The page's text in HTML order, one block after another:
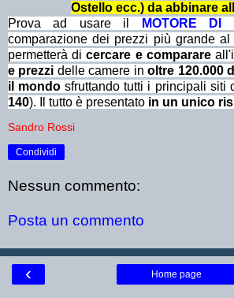
Ostello ecc.) da abbinare
Prova ad usare il
MOTORE DI
comparazione dei prezzi più grande
permetterà dicercare e comparare
e prezzi delle camere inoltre 120.000
il mondo sfruttando tutti i principali siti
140). Il tutto è presentato in un unico
Sandro Rossi
Condividi
Nessun commento:
Posta un commento
‹ Home page